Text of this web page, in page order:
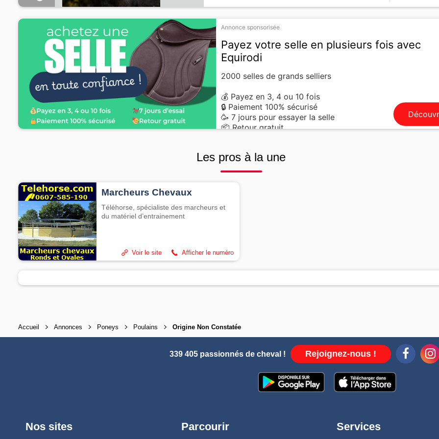
Annonce sponsorisée
Payez votre selle en plusieurs fois avec
Equirodi
2000 selles de grands selliers
💰 Payez en 3, 4 ou 10 fois
🔒 Paiement 100% sécurisé
🥳 7 jours pour essayer la selle
📦 Retour gratuit
Les pros à la une
Marcheurs Chevaux
Téléhorse, spécialiste des marcheurs et
du matériel d’entrainement
Afficher le numéro
Voir le site
Accueil Annonces Poneys Poulains Origine Non Constatée
339 405 passionnés de cheval ! Rejoignez-nous !
Nos sites Parcourir Services